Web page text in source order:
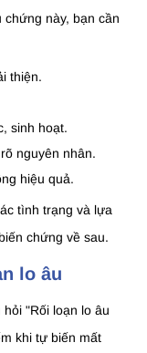
này, bạn cần
thiện.
sinh hoạt.
nguyên nhân.
hiệu quả.
tình trạng và lựa
chứng về sau.
lo âu
"Rối loạn lo âu
khi tự biến mất